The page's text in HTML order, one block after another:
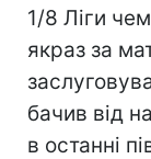
1/8 Ліги
якраз за
бачив від
в останні